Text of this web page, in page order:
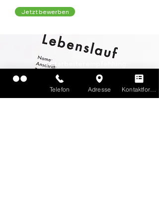
Jetzt bewerben
Mitarbeiterempfehlung:
bleibt sie/er über die Probezeit hinaus
bekommt der Anwerbende einePrämie
von
Telefon Adresse